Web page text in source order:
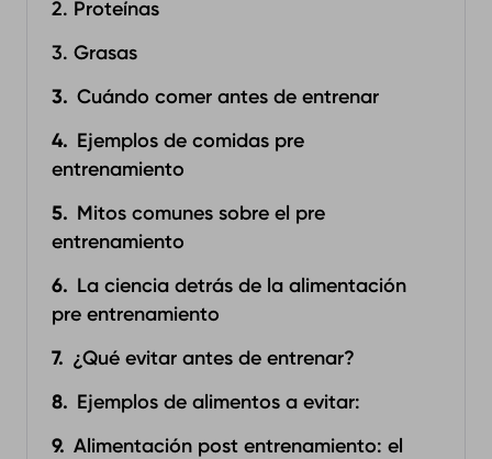
2. Proteínas
3. Grasas
Cuándo comer antes de entrenar
Ejemplos de comidas pre
entrenamiento
Mitos comunes sobre el pre
entrenamiento
La ciencia detrás de la alimentación
pre entrenamiento
¿Qué evitar antes de entrenar?
Ejemplos de alimentos a evitar: ‍
Alimentación post entrenamiento: el